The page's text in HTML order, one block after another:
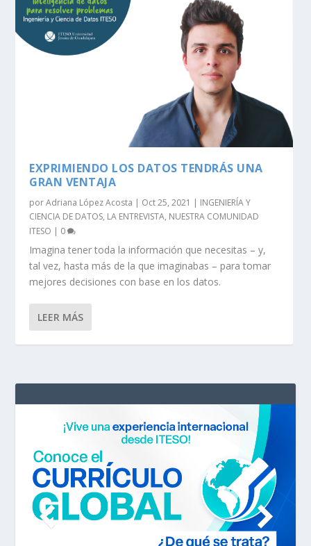
EXPRIMIENDO LOS DATOS TENDRÁS UNA
GRAN VENTAJA
porAdriana López Acosta | Oct 25, 2021 | INGENIERÍA Y
CIENCIA DE DATOS, LA ENTREVISTA, NUESTRA COMUNIDAD
ITESO | 0
Imagina tener toda la información que necesitas – y,
tal vez, hasta más de la que imaginabas – para tomar
mejores decisiones con base en los datos.
LEER MÁS